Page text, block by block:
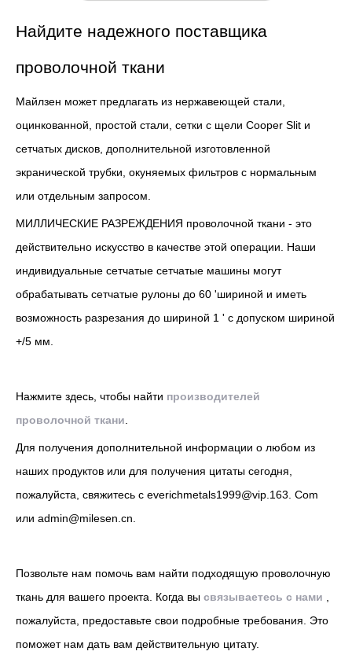
Найдите надежного поставщика
проволочной ткани
Майлзен может предлагать из нержавеющей стали,
оцинкованной, простой стали, сетки с щели Cooper Slit и
сетчатых дисков, дополнительной изготовленной
экранической трубки, окуняемых фильтров с нормальным
или отдельным запросом.
МИЛЛИЧЕСКИЕ РАЗРЕЖДЕНИЯ проволочной ткани - это
действительно искусство в качестве этой операции. Наши
индивидуальные сетчатые сетчатые машины могут
обрабатывать сетчатые рулоны до 60 'шириной и иметь
возможность разрезания до шириной 1 ' с допуском шириной
+/5 мм.
Нажмите здесь, чтобы найти производителей
проволочной ткани.
Для получения дополнительной информации о любом из
наших продуктов или для получения цитаты сегодня,
пожалуйста, свяжитесь с everichmetals1999@vip.163. Com
или admin@milesen.cn.
Позвольте нам помочь вам найти подходящую проволочную
ткань для вашего проекта. Когда вы связываетесь с нами ,
пожалуйста, предоставьте свои подробные требования. Это
поможет нам дать вам действительную цитату.